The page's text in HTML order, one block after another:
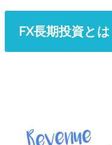
FX長期投資とは